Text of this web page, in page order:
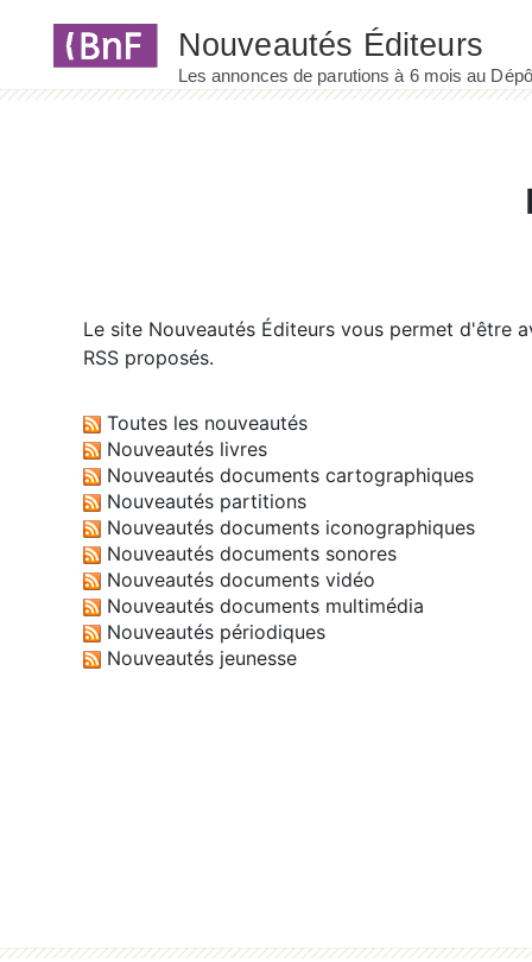
Le site Nouveautés Éditeurs vous permet d'être
RSS proposés.
Toutes les nouveautés
Nouveautés livres
Nouveautés documents cartographiques
Nouveautés partitions
Nouveautés documents iconographiques
Nouveautés documents sonores
Nouveautés documents vidéo
Nouveautés documents multimédia
Nouveautés périodiques
Nouveautés jeunesse